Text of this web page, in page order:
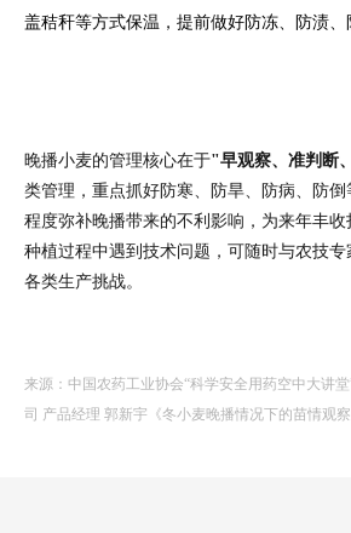
盖秸秆等方式保温，提前做好防冻、防渍、
晚播小麦的管理核心在于"早观察、准判断
类管理，重点抓好防寒、防旱、防病、防
程度弥补晚播带来的不利影响，为来年丰
种植过程中遇到技术问题，可随时与农技
各类生产挑战。
来源：中国农药工业协会“科学安全用药空中大讲堂
司 产品经理 郭新宇《冬小麦晚播情况下的苗情观察